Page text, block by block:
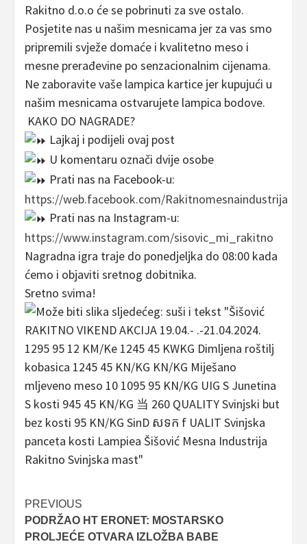
Rakitno d.o.o će se pobrinuti za sve ostalo.
Posjetite nas u našim mesnicama jer za vas smo
pripremili svježe domaće i kvalitetno meso i
mesne prerađevine po senzacionalnim cijenama.
Ne zaboravite vaše lampica kartice jer kupujući u
našim mesnicama ostvarujete lampica bodove.
KAKO DO NAGRADE?
Lajkaj i podijeli ovaj post
U komentaru označi dvije osobe
Prati nas na Facebook-u:
https://web.facebook.com/Rakitnomesnaindustrija
Prati nas na Instagram-u:
https://www.instagram.com/sisovic_mi_rakitno
Nagradna igra traje do ponedjeljka do 08:00 kada
ćemo i objaviti sretnog dobitnika.
Sretno svima!
Post
navigation
PREVIOUS
PODRŽAO HT ERONET: MOSTARSKO
PROLJEĆE OTVARA IZLOŽBA BABE